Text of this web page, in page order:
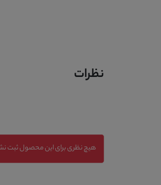
نظرات
هیچ نظری برای این محصول ثبت